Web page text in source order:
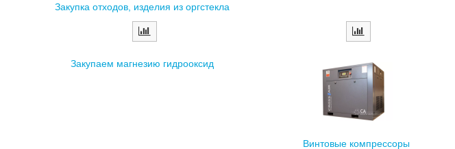
Закупка отходов, изделия из оргстекла
Закупаем магнезию гидрооксид
Винтовые компрессоры